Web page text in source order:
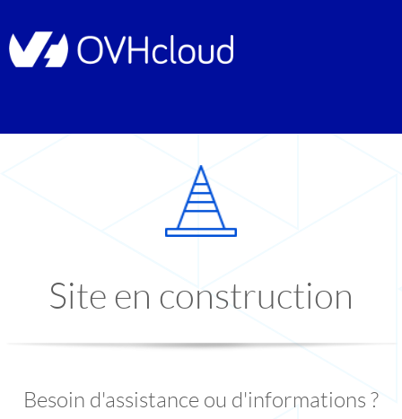
Site en construction
Besoin d'assistance ou d'informations ?